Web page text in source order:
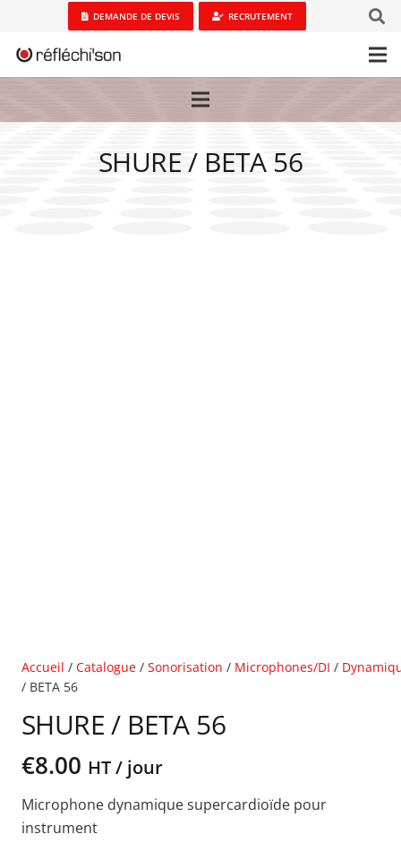
DEMANDE DE DEVIS RECRUTEMENT
SHURE / BETA 56
Accueil / Catalogue / Sonorisation / Microphones/DI /
/ BETA 56
SHURE / BETA 56
€8.00 HT / jour
Microphone dynamique supercardioïde pour
instrument